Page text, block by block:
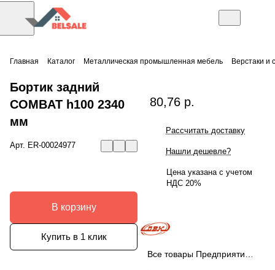
Главная Каталог Металлическая промышленная мебель Верстаки и
Бортик задний
COMBAT h100 2340
мм
Арт. ER-00024977
В корзину
Купить в 1 клик
80,76 р.
Рассчитать доставку
Нашли дешевле?
Цена указана с учетом
НДС 20%